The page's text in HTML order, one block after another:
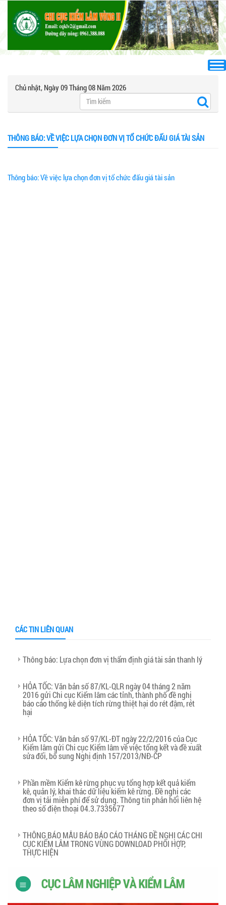
Chủ nhật, Ngày 09 Tháng 08 Năm 2026
THÔNG BÁO: VỀ VIỆC LỰA CHỌN ĐƠN VỊ TỔ CHỨC ĐẤU GIÁ TÀI SẢN
Thông báo: Về việc lựa chọn đơn vị tổ chức đấu giá tài sản
CÁC TIN LIÊN QUAN
Thông báo: Lựa chọn đơn vị thẩm định giá tài sản thanh lý
HỎA TỐC: Văn bản số 87/KL-QLR ngày 04 tháng 2 năm
2016 gửi Chi cục Kiểm lâm các tỉnh, thành phố đề nghị
báo cáo thống kê diện tích rừng thiệt hại do rét đậm, rét
hại
HỎA TỐC: Văn bản số 97/KL-ĐT ngày 22/2/2016 của Cục
Kiểm lâm gửi Chi cục Kiểm lâm về việc tổng kết và đề xuất
sửa đổi, bổ sung Nghị định 157/2013/NĐ-CP
Phần mềm Kiểm kê rừng phục vụ tổng hợp kết quả kiểm
kê, quản lý, khai thác dữ liệu kiểm kê rừng. Đề nghị các
đơn vị tải miễn phí để sử dụng. Thông tin phản hổi liên hệ
theo số điện thoại 04.3.7335677
THÔNG BÁO MẪU BÁO BÁO CÁO THÁNG ĐỀ NGHỊ CÁC CHI
CỤC KIỂM LÂM TRONG VÙNG DOWNLOAD PHỐI HỢP,
THỰC HIỆN